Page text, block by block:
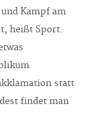
Kampf am
heißt Sport.
statt
findet man